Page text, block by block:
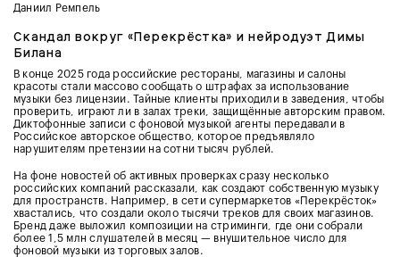
Даниил Ремпель
Скандал вокруг «Перекрёстка» и нейродуэт Димы
Билана
В конце 2025 года российские рестораны, магазины и салоны
красоты стали массово сообщать о штрафах за использование
музыки без лицензии. Тайные клиенты приходили в заведения, чтобы
проверить, играют ли в залах треки, защищённые авторским правом.
Диктофонные записи с фоновой музыкой агенты передавали в
Российское авторское общество, которое предъявляло
нарушителям претензии на сотни тысяч рублей.
На фоне новостей об активных проверках сразу несколько
российских компаний рассказали, как создают собственную музыку
для пространств. Например, в сети супермаркетов «Перекрёсток»
хвастались, что создали около тысячи треков для своих магазинов.
Бренд даже выложил композиции на стриминги, где они собрали
более 1,5 млн слушателей в месяц — внушительное число для
фоновой музыки из торговых залов.